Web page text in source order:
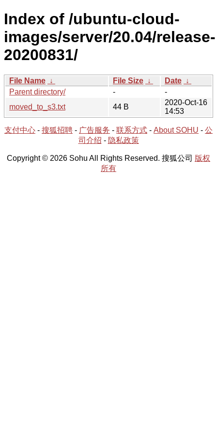
Index of /ubuntu-cloud-
images/server/20.04/release-
20200831/
File Name ↓ File Size ↓ Date ↓
Parent directory/
-
-
moved_to_s3.txt
44 B
2020-Oct-16
14:53
支付中心 - 搜狐招聘 - 广告服务 - 联系方式 - About SOHU - 公
司介绍 - 隐私政策
Copyright © 2026 Sohu All Rights Reserved. 搜狐公司 版权
所有